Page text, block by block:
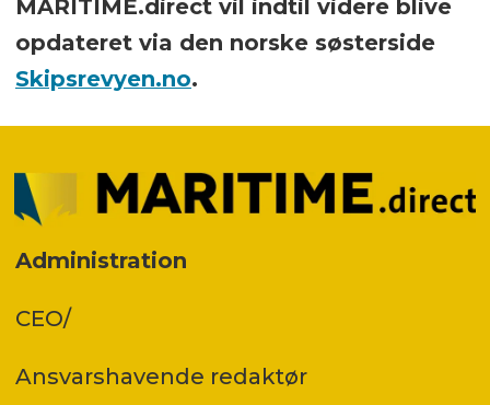
MARITIME.direct vil indtil videre blive
opdateret via den norske søsterside
Skipsrevyen.no.
Administration
CEO/
Ansvars­havende redaktør